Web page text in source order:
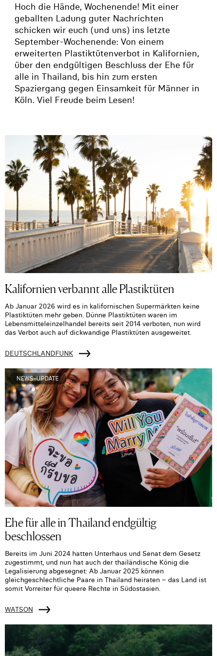
Hoch die Hände, Wochenende! Mit einer
geballten Ladung guter Nachrichten
schicken wir euch (und uns) ins letzte
September-Wochenende: Von einem
erweiterten Plastiktütenverbot in Kalifornien,
über den endgültigen Beschluss der Ehe für
alle in Thailand, bis hin zum ersten
Spaziergang gegen Einsamkeit für Männer in
Köln. Viel Freude beim Lesen!
Kalifornien verbannt alle Plastiktüten
Ab Januar 2026 wird es in kalifornischen Supermärkten keine
Plastiktüten mehr geben. Dünne Plastiktüten waren im
Lebensmitteleinzelhandel bereits seit 2014 verboten, nun wird
das Verbot auch auf dickwandige Plastiktüten ausgeweitet.
DEUTSCHLANDFUNK
NEWS-UPDATE
Ehe für alle in Thailand endgültig
beschlossen
Bereits im Juni 2024 hatten Unterhaus und Senat dem Gesetz
zugestimmt, und nun hat auch der thailändische König die
Legalisierung abgesegnet: Ab Januar 2025 können
gleichgeschlechtliche Paare in Thailand heiraten – das Land ist
somit Vorreiter für queere Rechte in Südostasien.
WATSON